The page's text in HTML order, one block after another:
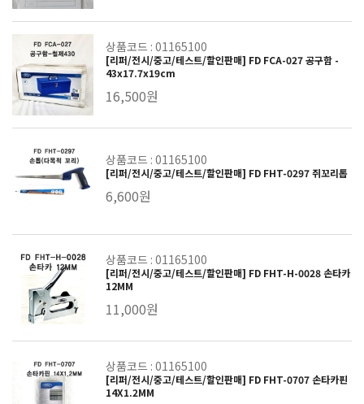
상품코드 : 01165100
[리퍼/전시/중고/테스트/할인판매] FD FCA-027 공구함 -
43x17.7x19cm
16,500원
상품코드 : 01165100
[리퍼/전시/중고/테스트/할인판매] FD FHT-0297 쥐꼬리톱
6,600원
상품코드 : 01165100
[리퍼/전시/중고/테스트/할인판매] FD FHT-H-0028 손타카
12MM
11,000원
상품코드 : 01165100
[리퍼/전시/중고/테스트/할인판매] FD FHT-0707 손타카핀
14X1.2MM